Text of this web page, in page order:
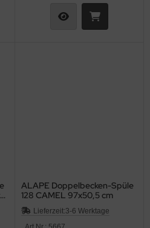
ALAPE Doppelbecken-Spüle
128 CAMEL 97x50,5 cm
Lieferzeit:3-6 Werktage